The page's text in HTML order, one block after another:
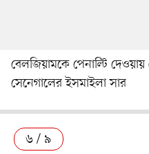
বেলজিয়ামকে পেনাল্টি
সেনেগালের ইসমাইলা সার
৬ / ৯